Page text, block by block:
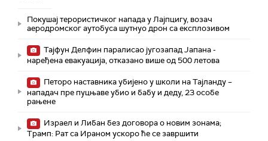
Покушај терористичког напада у Лајпцигу, возач
аеродромског аутобуса шутнуо дрон са експлозивом
Тајфун Делфин паралисао југозапад Јапана -
наређена евакуација, отказано више од 500 летова
Петоро наставника убијено у школи на Тајланду –
нападач пре пуцњаве убио и бабу и деду, 23 особе
рањене
Израел и Либан без договора о новим зонама;
Трамп: Рат са Ираном ускоро ће се завршити